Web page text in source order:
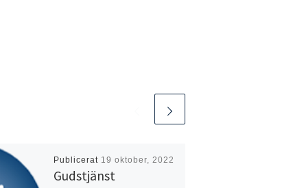
Publicerat 19 oktober, 2022
Gudstjänst